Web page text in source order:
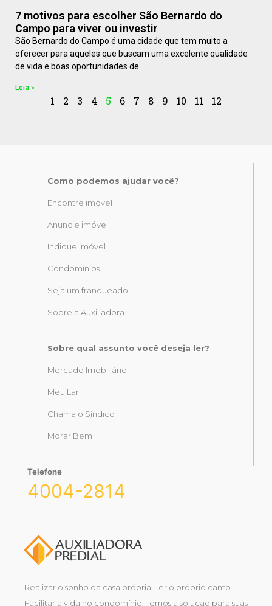
7 motivos para escolher São Bernardo do
Campo para viver ou investir
São Bernardo do Campo é uma cidade que tem muito a
oferecer para aqueles que buscam uma excelente qualidade
de vida e boas oportunidades de
Leia »
1 2 3 4 5 6 7 8 9 10 11 12
Como podemos ajudar você?
Encontre imóvel
Anuncie imóvel
Indique imóvel
Condomínios
Seja um franqueado
Sobre a Auxiliadora
Sobre qual assunto você deseja ler?
Mercado Imobiliário
Meu Lar
Chama o Síndico
Morar Bem
Telefone
4004-2814
Realizar o sonho da casa própria. Ter o próprio canto.
Facilitar a vida no condomínio. Temos a solução para suas